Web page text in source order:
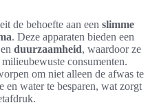
de behoefte aan een slimme
. Deze apparaten bieden een
duurzaamheid, waardoor ze
consumenten.
om niet alleen de afwas te
en water te besparen, wat zorgt